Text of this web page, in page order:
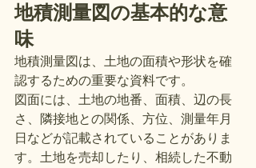
地積測量図の基本的な意
味
地積測量図は、土地の面積や形状を確
認するための重要な資料です。
図面には、土地の地番、面積、辺の長
さ、隣接地との関係、方位、測量年月
日などが記載されていることがありま
す。土地を売却したり、相続した不動